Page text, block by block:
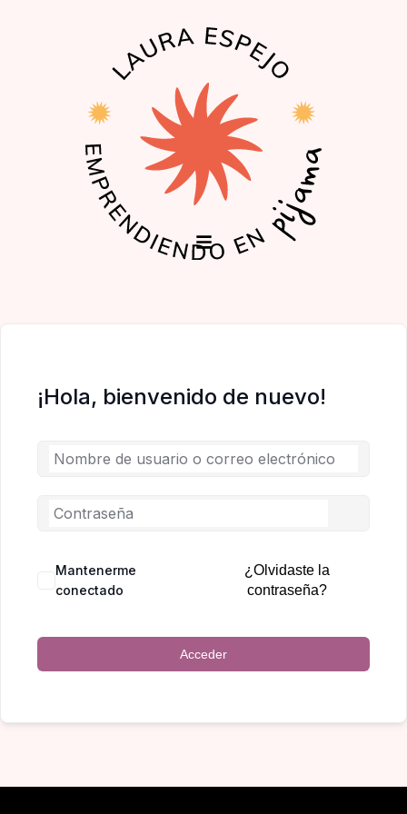
¡Hola, bienvenido de nuevo!
Mantenerme
conectado
¿Olvidaste la
contraseña?
Acceder